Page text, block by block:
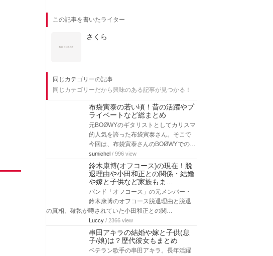
この記事を書いたライター
さくら
同じカテゴリーの記事
同じカテゴリーだから興味のある記事が見つかる！
布袋寅泰の若い頃！昔の活躍やプ
ライベートなど総まとめ
元BOØWYのギタリストとしてカリスマ
的人気を誇った布袋寅泰さん。そこで
今回は、布袋寅泰さんのBOØWYでの…
sumichel / 996 view
鈴木康博(オフコース)の現在！脱
退理由や小田和正との関係・結婚
や嫁と子供など家族もま…
バンド「オフコース」の元メンバー・
鈴木康博のオフコース脱退理由と脱退
の真相、確執が噂されていた小田和正との関…
Luccy / 2366 view
串田アキラの結婚や嫁と子供(息
子/娘)は？歴代彼女もまとめ
ベテラン歌手の串田アキラ。長年活躍